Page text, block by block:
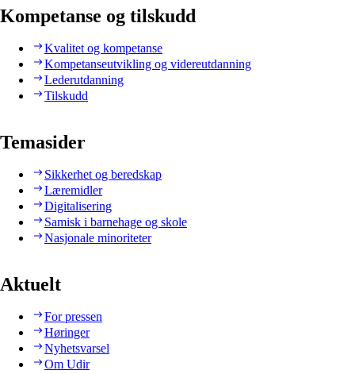
Kompetanse og tilskudd
Kvalitet og kompetanse
Kompetanseutvikling og videreutdanning
Lederutdanning
Tilskudd
Temasider
Sikkerhet og beredskap
Læremidler
Digitalisering
Samisk i barnehage og skole
Nasjonale minoriteter
Aktuelt
For pressen
Høringer
Nyhetsvarsel
Om Udir